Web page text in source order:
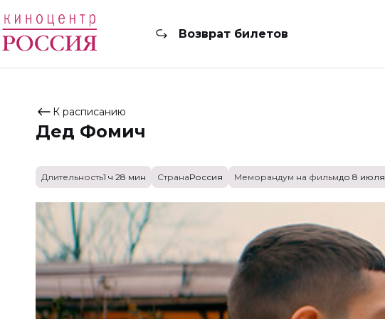
Возврат билетов
К расписанию
Дед Фомич
Длительность1 ч 28 мин СтранаРоссия Меморандум на фильмдо 8 июля